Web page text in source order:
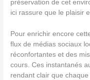
préservation de cet
ici rassure que le plaisir
Pour enrichir encore
flux de médias sociaux
réconfortantes et des
cours. Ces instantanés
rendant clair que